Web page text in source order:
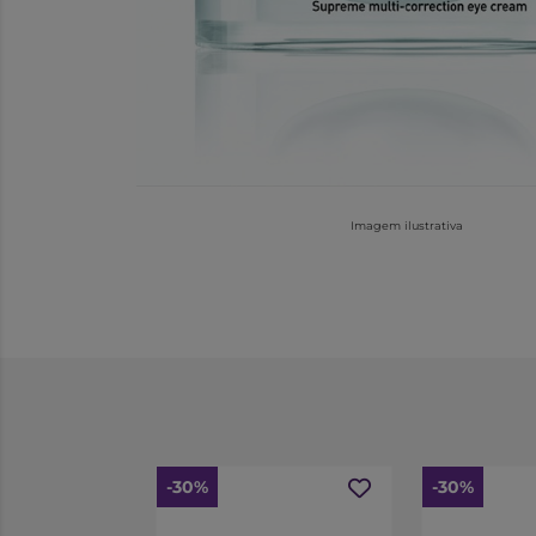
Imagem ilustrativa
-30% -30%